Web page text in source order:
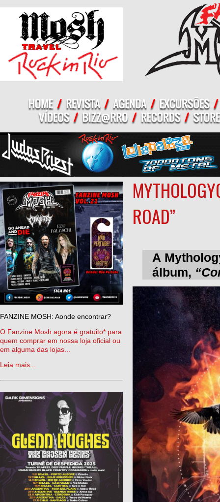
FANZINE MOSH: Aonde encontrar?
O Fanzine Mosh agora é gratuito* para
quem comprar em nossa loja oficial ou
em alguma das lojas...
Leia mais...
ROAD”
A
álbum,